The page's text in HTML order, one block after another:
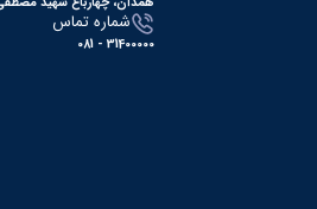
شماره تماس
31400000 - 081